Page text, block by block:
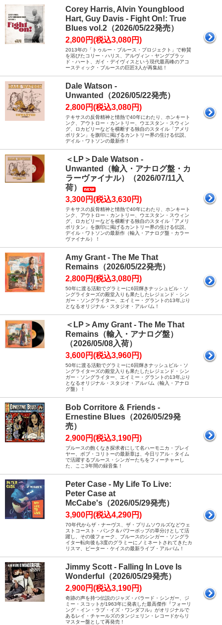
Corey Harris, Alvin Youngblood
Hart, Guy Davis - Fight On!: True
Blues vol.2（2026/05/22発売）
2,800円(税込3,080円)
2013年の「トゥルー・ブルース・プロジェクト」で称賛
を浴びたコリー・ハリス、アルヴィン・ヤングブラッ
ド・ハート、ガイ・デイヴィスという現代最高峰のアコ
ースティック・ブルースの巨匠3人が再集結！
Dale Watson -
Unwanted（2026/05/22発売）
2,800円(税込3,080円)
テキサスの反骨精神と情熱で40年にわたり、ホンキート
ンク、アウトロー・カントリー、ウエスタン・スウィン
グ、ロカビリーなどを横断する独自のスタイル「アメリ
ポリタン」を旗印に掲げるカントリー界の生ける伝説、
デイル・ワトソンの最新作！
＜LP＞Dale Watson -
Unwanted（輸入・アナログ盤・カ
ラーヴァイナル）（2026/07/11入
荷）
3,300円(税込3,630円)
テキサスの反骨精神と情熱で40年にわたり、ホンキート
ンク、アウトロー・カントリー、ウエスタン・スウィン
グ、ロカビリーなどを横断する独自のスタイル「アメリ
ポリタン」を旗印に掲げるカントリー界の生ける伝説、
デイル・ワトソンの最新作（輸入・アナログ盤・カラー
ヴァイナル）！
Amy Grant - The Me That
Remains（2026/05/22発売）
2,800円(税込3,080円)
50年に渡る活動でグラミーに6回輝きナッシュビル・ソ
ングライターズの殿堂入りも果たしたレジェンド・シン
ガー・ソングライター、エイミー・グラントの13年ぶり
となるオリジナル・スタジオ・アルバム！
＜LP＞Amy Grant - The Me That
Remains（輸入・アナログ盤）
（2026/05/08入荷）
3,600円(税込3,960円)
50年に渡る活動でグラミーに6回輝きナッシュビル・ソ
ングライターズの殿堂入りも果たしたレジェンド・シン
ガー・ソングライター、エイミー・グラントの13年ぶり
となるオリジナル・スタジオ・アルバム（輸入・アナロ
グ盤）！
Bob Corritore & Friends -
Ernestine Blues（2026/05/29発
売）
2,900円(税込3,190円)
ブルースの飽くなき探求者にして名ハーモニカ・プレイ
ヤー、ボブ・コリトーの最新章は、今日リアル・タイム
で活躍するブルース・シンガーたちをフィーチャーし
た、ここ3年間の録音集！
Peter Case - My Life To Live:
Peter Case at
McCabe's（2026/05/29発売）
3,900円(税込4,290円)
70年代からザ・ナーヴス、ザ・プリムソウルズなどウェ
ストコースト・パンク＆パワーポップの草分けとして活
躍し、その後フォーク、ブルースのシンガー・ソングラ
イター転向後も3度のグラミーにノミネートされてきたカ
リスマ、ピーター・ケイスの最新ライブ・アルバム！
Jimmy Scott - Falling In Love Is
Wonderful（2026/05/29発売）
2,900円(税込3,190円)
奇跡の声を持つ伝説のジャズ・バラード・シンガー、ジ
ミー・スコットが1963年に発表した最高傑作『フォーリ
ング・イン・ラブ・イズ・ワンダフル』がオリジナルで
あるレイ・チャールズのタンジェリン・レコードからリ
マスター盤として再発売！